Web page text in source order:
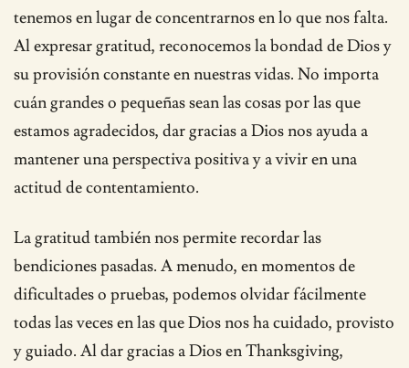
tenemos en lugar de concentrarnos en lo que nos falta.
Al expresar gratitud, reconocemos la bondad de Dios y
su provisión constante en nuestras vidas. No importa
cuán grandes o pequeñas sean las cosas por las que
estamos agradecidos, dar gracias a Dios nos ayuda a
mantener una perspectiva positiva y a vivir en una
actitud de contentamiento.
La gratitud también nos permite recordar las
bendiciones pasadas. A menudo, en momentos de
dificultades o pruebas, podemos olvidar fácilmente
todas las veces en las que Dios nos ha cuidado, provisto
y guiado. Al dar gracias a Dios en Thanksgiving,